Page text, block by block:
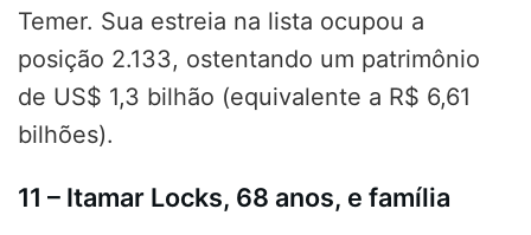
Temer. Sua estreia na lista ocupou a
posição 2.133, ostentando um patrimônio
de US$ 1,3 bilhão (equivalente a R$ 6,61
bilhões).
11 – Itamar Locks, 68 anos, e família